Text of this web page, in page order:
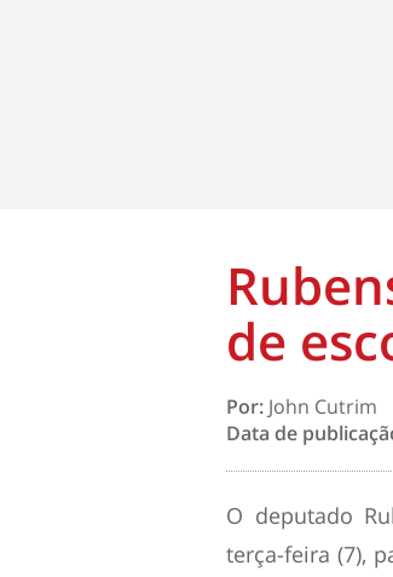
de
Por: John Cutrim
Data de
O deputado
terça-feira (7),